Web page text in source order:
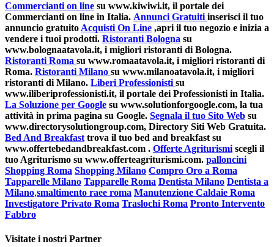
Commercianti on line su www.kiwiwi.it, il portale dei
Commercianti on line in Italia. Annunci Gratuiti inserisci il tuo
annuncio gratuito Acquisti On Line ,apri il tuo negozio e inizia a
vendere i tuoi prodotti. Ristoranti Bologna su
www.bolognaatavola.it, i migliori ristoranti di Bologna.
Ristoranti Roma su www.romaatavola.it, i migliori ristoranti di
Roma. Ristoranti Milano su www.milanoatavola.it, i migliori
ristoranti di Milano. Liberi Professionisti su
www.iliberiprofessionisti.it, il portale dei Professionisti in Italia.
La Soluzione per Google su www.solutionforgoogle.com, la tua
attività in prima pagina su Google. Segnala il tuo Sito Web su
www.directorysolutiongroup.com, Directory Siti Web Gratuita.
Bed And Breakfast trova il tuo bed and breakfast su
www.offertebedandbreakfast.com . Offerte Agriturismi scegli il
tuo Agriturismo su www.offerteagriturismi.com. palloncini
Shopping Roma Shopping Milano Compro Oro a Roma
Tapparelle Milano Tapparelle Roma Dentista Milano Dentista a
Milano,smaltimento raee roma Manutenzione Caldaie Roma
Investigatore Privato Roma Traslochi Roma Pronto Intervento
Fabbro
Visitate i nostri Partner